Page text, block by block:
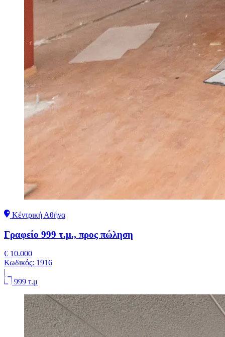
Κέντρική Αθήνα
Γραφείο 999 τ.μ., προς πώληση
€ 10.000
Κωδικός: 1916
|
999 τ.μ